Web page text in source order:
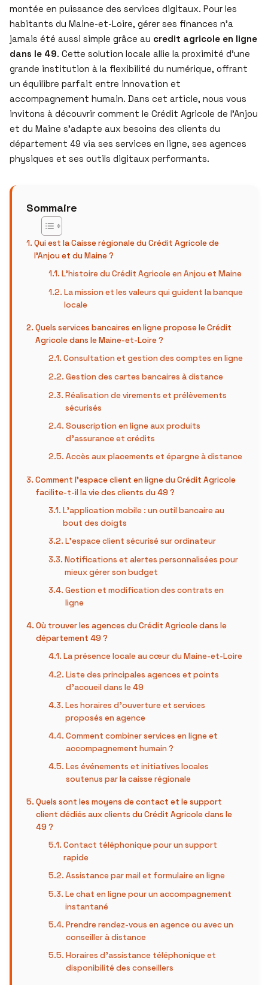
montée en puissance des services digitaux. Pour les
habitants du Maine-et-Loire, gérer ses finances n’a
jamais été aussi simple grâce au credit agricole en ligne
dans le 49. Cette solution locale allie la proximité d’une
grande institution à la flexibilité du numérique, offrant
un équilibre parfait entre innovation et
accompagnement humain. Dans cet article, nous vous
invitons à découvrir comment le Crédit Agricole de l’Anjou
et du Maine s’adapte aux besoins des clients du
département 49 via ses services en ligne, ses agences
physiques et ses outils digitaux performants.
Sommaire
Qui est la Caisse régionale du Crédit Agricole de
l’Anjou et du Maine ?
L’histoire du Crédit Agricole en Anjou et Maine
La mission et les valeurs qui guident la banque
locale
Quels services bancaires en ligne propose le Crédit
Agricole dans le Maine-et-Loire ?
Consultation et gestion des comptes en ligne
Gestion des cartes bancaires à distance
Réalisation de virements et prélèvements
sécurisés
Souscription en ligne aux produits
d’assurance et crédits
Accès aux placements et épargne à distance
Comment l’espace client en ligne du Crédit Agricole
facilite-t-il la vie des clients du 49 ?
L’application mobile : un outil bancaire au
bout des doigts
L’espace client sécurisé sur ordinateur
Notifications et alertes personnalisées pour
mieux gérer son budget
Gestion et modification des contrats en
ligne
Où trouver les agences du Crédit Agricole dans le
département 49 ?
La présence locale au cœur du Maine-et-Loire
Liste des principales agences et points
d’accueil dans le 49
Les horaires d’ouverture et services
proposés en agence
Comment combiner services en ligne et
accompagnement humain ?
Les événements et initiatives locales
soutenus par la caisse régionale
Quels sont les moyens de contact et le support
client dédiés aux clients du Crédit Agricole dans le
49 ?
Contact téléphonique pour un support
rapide
Assistance par mail et formulaire en ligne
Le chat en ligne pour un accompagnement
instantané
Prendre rendez-vous en agence ou avec un
conseiller à distance
Horaires d’assistance téléphonique et
disponibilité des conseillers